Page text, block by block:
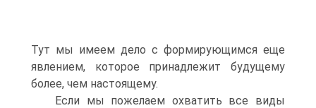
Тут мы имеем дело с формирующимся еще
явлением, которое принадлежит будущему
более, чем настоящему.
Если мы пожелаем охватить все виды